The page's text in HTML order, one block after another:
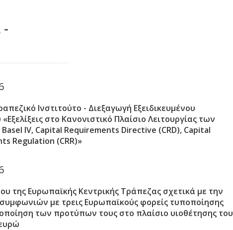
Ινστιτούτο - Διεξαγωγή Εξειδικευμένου
στο Κανονιστικό Πλαίσιο Λειτουργίας των
IV, Capital Requirements Directive (CRD), Capital
Regulation (CRR)»
της Ευρωπαϊκής Κεντρικής Τράπεζας σχετικά με την
με τρεις Ευρωπαϊκούς φορείς τυποποίησης
των προτύπων τους στο πλαίσιο υιοθέτησης του